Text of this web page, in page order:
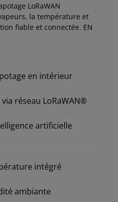
LoRaWAN
la température et
fiable et connectée. EN
en intérieur
réseau LoRaWAN®
artificielle
intégré
ambiante